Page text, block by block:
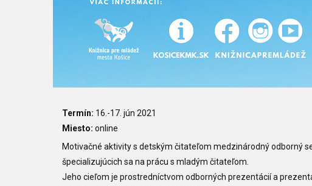
Termín: 16.-17. jún 2021
Miesto: online
Motivačné aktivity s detským čitateľom medzinárodný odborný
špecializujúcich sa na prácu s mladým čitateľom.
Jeho cieľom je prostredníctvom odborných prezentácií a